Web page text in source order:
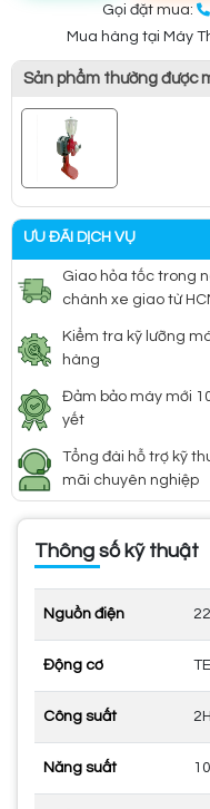
Gọi đặt mua:
Mua hàng tại Máy
Sản phẩm thường được
ƯU ĐÃI DỊCH VỤ
Giao hỏa tốc trong
chành xe giao từ
Kiểm tra kỹ lưỡng
hàng
Đảm bảo máy mới
yết
Tổng đài hỗ trợ kỹ
mãi chuyên nghiệp
Thông số kỹ thuật
Nguồn điện
Động cơ
Công suất
Năng suất